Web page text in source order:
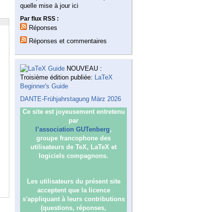
quelle mise à jour ici
Par flux RSS :
Réponses
Réponses et commentaires
NOUVEAU :
Troisième édition publiée: LaTeX
Beginner's Guide
DANTE-Frühjahrstagung März 2026
Ce site est joyeusement entretenu
par
l’association GUTenberg,
groupe francophone des
utilisateurs de TeX, LaTeX et
logiciels compagnons.
Les utilisateurs du présent site
acceptent que la licence
s'appliquant à leurs contributions
(questions, réponses,